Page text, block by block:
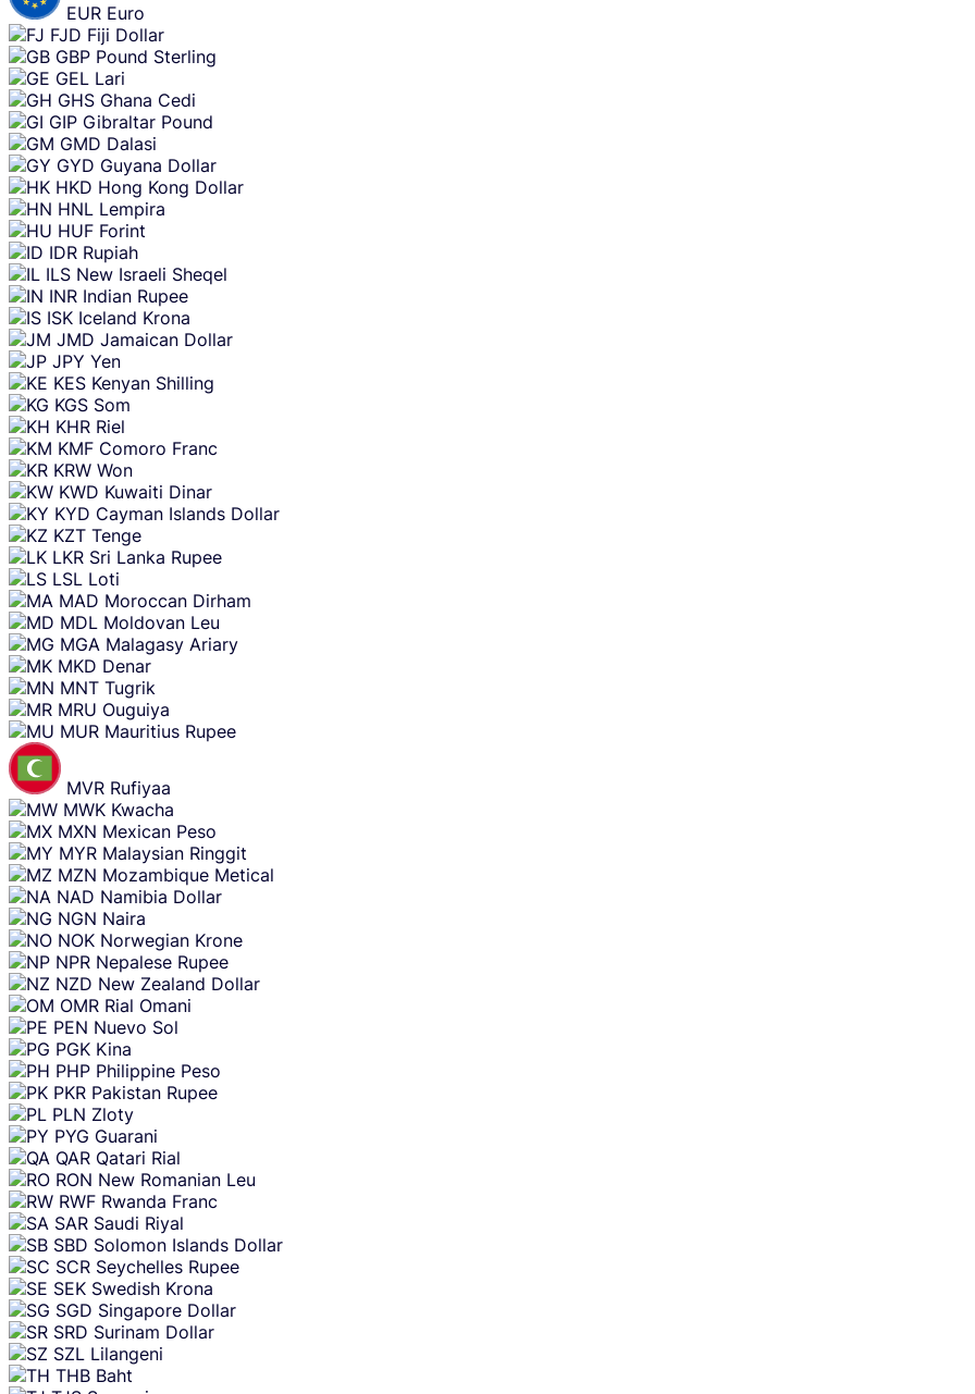
EUR Euro
FJD Fiji Dollar
GBP Pound Sterling
GEL Lari
GHS Ghana Cedi
GIP Gibraltar Pound
GMD Dalasi
GYD Guyana Dollar
HKD Hong Kong Dollar
HNL Lempira
HUF Forint
IDR Rupiah
ILS New Israeli Sheqel
INR Indian Rupee
ISK Iceland Krona
JMD Jamaican Dollar
JPY Yen
KES Kenyan Shilling
KGS Som
KHR Riel
KMF Comoro Franc
KRW Won
KWD Kuwaiti Dinar
KYD Cayman Islands Dollar
KZT Tenge
LKR Sri Lanka Rupee
LSL Loti
MAD Moroccan Dirham
MDL Moldovan Leu
MGA Malagasy Ariary
MKD Denar
MNT Tugrik
MRU Ouguiya
MUR Mauritius Rupee
MVR Rufiyaa
MWK Kwacha
MXN Mexican Peso
MYR Malaysian Ringgit
MZN Mozambique Metical
NAD Namibia Dollar
NGN Naira
NOK Norwegian Krone
NPR Nepalese Rupee
NZD New Zealand Dollar
OMR Rial Omani
PEN Nuevo Sol
PGK Kina
PHP Philippine Peso
PKR Pakistan Rupee
PLN Zloty
PYG Guarani
QAR Qatari Rial
RON New Romanian Leu
RWF Rwanda Franc
SAR Saudi Riyal
SBD Solomon Islands Dollar
SCR Seychelles Rupee
SEK Swedish Krona
SGD Singapore Dollar
SRD Surinam Dollar
SZL Lilangeni
THB Baht